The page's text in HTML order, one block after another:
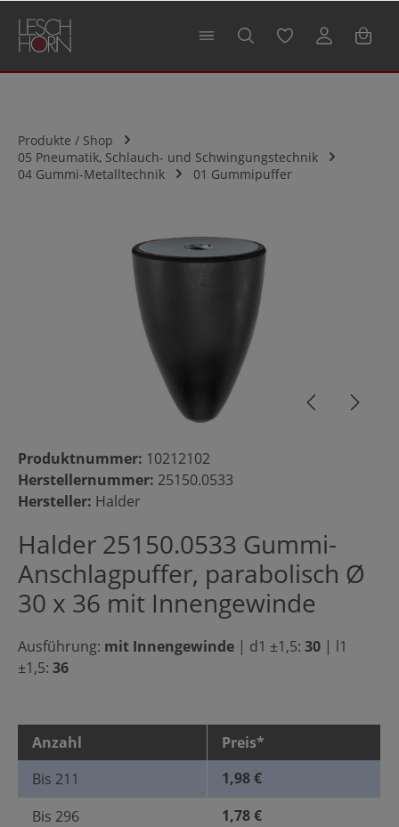
springen
Produkte / Shop
05 Pneumatik, Schlauch- und Schwingungstechnik
04 Gummi-Metalltechnik
01 Gummipuffer
Bildergalerie überspringen
Produktnummer: 10212102
Herstellernummer: 25150.0533
Hersteller: Halder
Halder 25150.0533 Gummi-
Anschlagpuffer, parabolisch Ø
30 x 36 mit Innengewinde
Ausführung: mit Innengewinde | d1 ±1,5: 30 | l1
±1,5: 36
Anzahl
Preis*
Bis 211
1,98 €
Bis 296
1,78 €